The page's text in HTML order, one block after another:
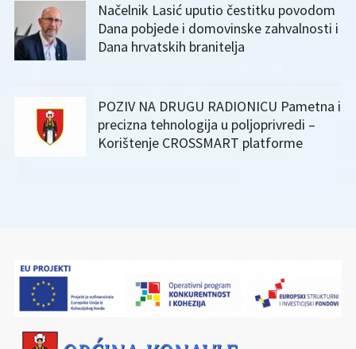
Načelnik Lasić uputio čestitku povodom
Dana pobjede i domovinske zahvalnosti i
Dana hrvatskih branitelja
POZIV NA DRUGU RADIONICU Pametna i
precizna tehnologija u poljoprivredi –
Korištenje CROSSMART platforme